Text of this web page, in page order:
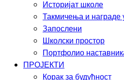
Историјат школе
Такмичења и награде
Запослени
Школски простор
Портфолио
ПРОЈЕКТИ
Корак за будућност